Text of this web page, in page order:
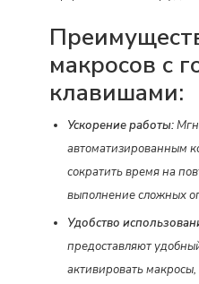
макросов с
клавишами:
Ускорение работы:
автоматизированным
сократить время на
выполнение сложных
Удобство
предоставляют
активировать макросы,